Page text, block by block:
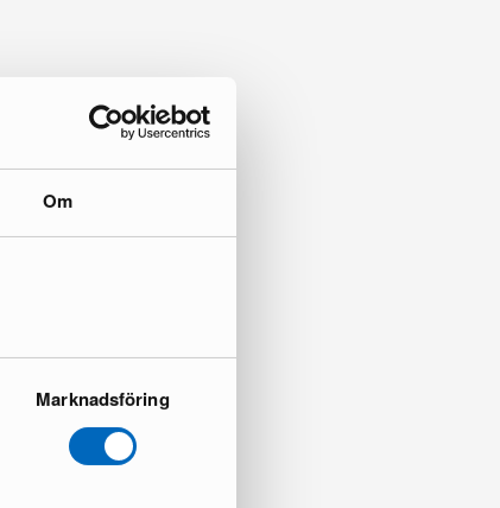
Om
Marknadsföring